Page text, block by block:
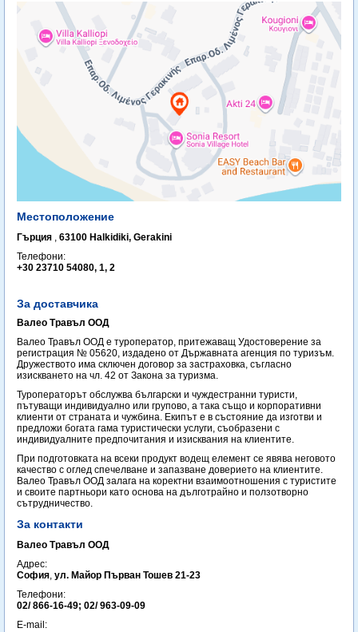
Местоположение
Гърция , 63100 Halkidiki, Gerakini
Телефони:
+30 23710 54080, 1, 2
За доставчика
Валео Травъл ООД
Валео Травъл ООД е туроператор, притежаващ Удостоверение за
регистрация № 05620, издадено от Държавната агенция по туризъм.
Дружеството има сключен договор за застраховка, съгласно
изискването на чл. 42 от Закона за туризма.
Туроператорът обслужва български и чуждестранни туристи,
пътуващи индивидуално или групово, а така също и корпоративни
клиенти от страната и чужбина. Екипът е в състояние да изготви и
предложи богата гама туристически услуги, съобразени с
индивидуалните предпочитания и изисквания на клиентите.
При подготовката на всеки продукт водещ елемент се явява неговото
качество с оглед спечелване и запазване доверието на клиентите.
Валео Травъл ООД залага на коректни взаимоотношения с туристите
и своите партньори като основа на дълготрайно и ползотворно
сътрудничество.
За контакти
Валео Травъл ООД
Адрес:
София, ул. Майор Първан Тошев 21-23
Телефони:
02/ 866-16-49; 02/ 963-09-09
E-mail: